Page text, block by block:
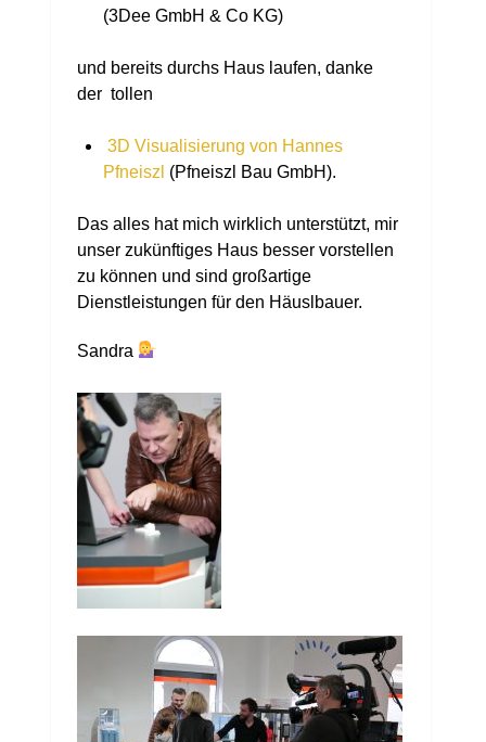
(3Dee GmbH & Co KG)
und bereits durchs Haus laufen, danke
der tollen
3D Visualisierung von Hannes
Pfneiszl (Pfneiszl Bau GmbH).
Das alles hat mich wirklich unterstützt, mir
unser zukünftiges Haus besser vorstellen
zu können und sind großartige
Dienstleistungen für den Häuslbauer.
Sandra